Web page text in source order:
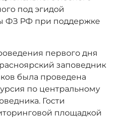
под эгидой
ФЗ РФ при поддержке
первого дня
заповедник
была проведена
по центральному
Гости
площадкой